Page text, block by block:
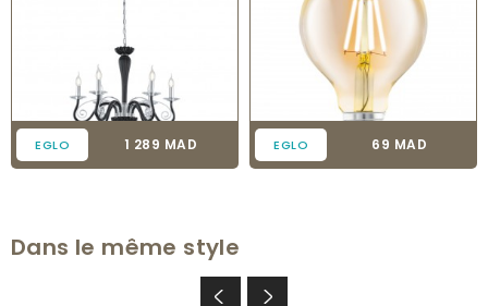
EGLO Prix
1 289 MAD EGLO Prix
69 MAD
Dans le même style